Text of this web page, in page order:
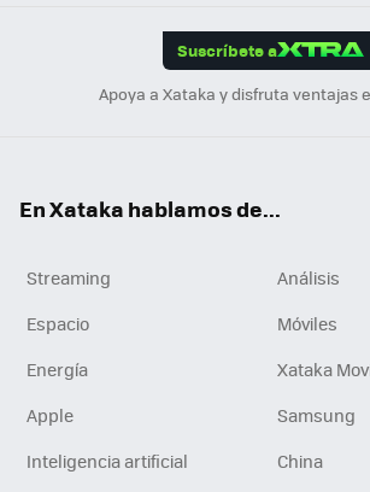
Suscríbete a
Apoya a Xataka y disfruta ventajas
En Xataka hablamos de...
Streaming
Análisis
Espacio
Móviles
Energía
Xataka
Apple
Samsung
Inteligencia artificial
China